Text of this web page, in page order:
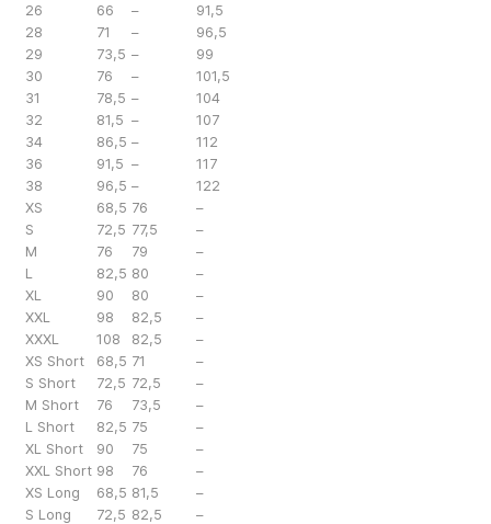
26
66 –
91,5
28
71 –
96,5
29
73,5 –
99
30
76 –
101,5
31
78,5 –
104
32
81,5 –
107
34
86,5 –
112
36
91,5 –
117
38
96,5 –
122
XS
68,5 76
–
S
72,5 77,5
–
M
76 79
–
L
82,5 80
–
XL
90 80
–
XXL
98 82,5
–
XXXL
108 82,5
–
XS Short
68,5 71
–
S Short
72,5 72,5
–
M Short
76 73,5
–
L Short
82,5 75
–
XL Short
90 75
–
XXL Short 98 76
–
XS Long
68,5 81,5
–
S Long
72,5 82,5
–